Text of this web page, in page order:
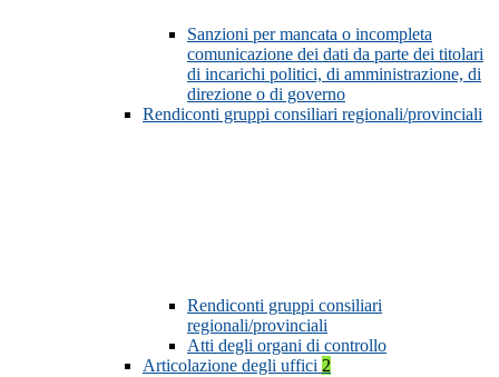
Sanzioni per mancata o incompleta
comunicazione dei dati da parte dei titolari
di incarichi politici, di amministrazione, di
direzione o di governo
Rendiconti gruppi consiliari regionali/provinciali
Rendiconti gruppi consiliari
regionali/provinciali
Atti degli organi di controllo
Articolazione degli uffici 2